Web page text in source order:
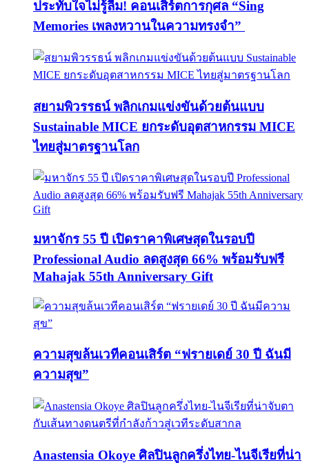
ประทับใจไม่รู้ลืม! คอนเสิร์ตการกุศล “Sing
Memories เพลงหวานในความทรงจำ”
สยามพิวรรธน์ พลิกเกมแข่งขันด้วยต้นแบบ
Sustainable MICE ยกระดับอุตสาหกรรม MICE
ไทยสู่มาตรฐานโลก
มหาจักร 55 ปี เปิดราคาพิเศษสุดในรอบปี
Professional Audio ลดสูงสุด 66% พร้อมรับฟรี
Mahajak 55th Anniversary Gift
ความสุขล้นเวทีคอนเสิร์ต “ฟรายเดย์ 30 ปี ฉันมี
ความสุข”
Anastensia Okoye ศิลปินลูกครึ่งไทย-ไนจีเรียที่น่า